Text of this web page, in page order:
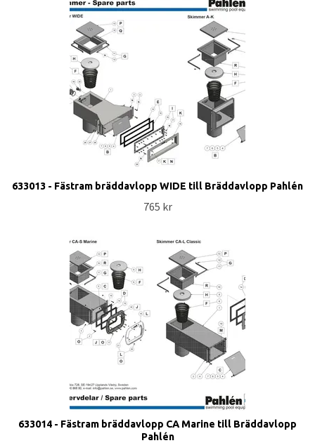
633013 - Fästram bräddavlopp WIDE till Bräddavlopp Pahlén
765 kr
633014 - Fästram bräddavlopp CA Marine till Bräddavlopp
Pahlén